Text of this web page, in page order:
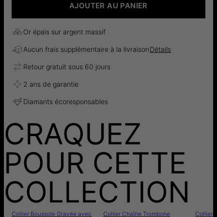
AJOUTER AU PANIER
Or épais sur argent massif
Aucun frais supplémentaire à la livraisonDétails
Retour gratuit sous 60 jours
2 ans de garantie
Diamants écoresponsables
CRAQUEZ
POUR CETTE
COLLECTION
Collier Boussole Gravée avec
Collier Chaîne Trombone
Collier